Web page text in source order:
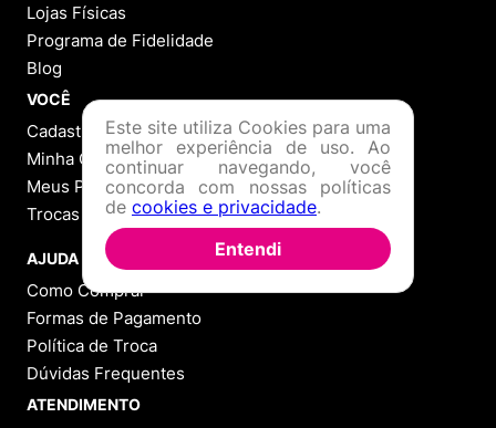
Lojas Físicas
Programa de Fidelidade
Blog
VOCÊ
Cadastre-se
Minha Conta
Meus Pedidos
Trocas e Devoluções
AJUDA
Como Comprar
Formas de Pagamento
Política de Troca
Dúvidas Frequentes
ATENDIMENTO
Este site utiliza Cookies para uma
melhor experiência de uso. Ao
continuar navegando, você
concorda com nossas políticas
de cookies e privacidade.
Entendi